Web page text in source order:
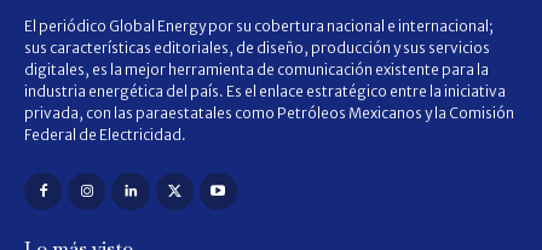
El periódico Global Energy por su cobertura nacional e internacional;
sus características editoriales, de diseño, producción y sus servicios
digitales, es la mejor herramienta de comunicación existente para la
industria energética del país. Es el enlace estratégico entre la iniciativa
privada, con las paraestatales como Petróleos Mexicanos y la Comisión
Federal de Electricidad.